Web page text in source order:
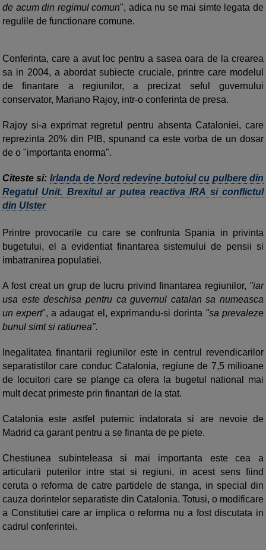
de acum din regimul comun", adica nu se mai simte legata de
regulile de functionare comune.
Conferinta, care a avut loc pentru a sasea oara de la crearea
sa in 2004, a abordat subiecte cruciale, printre care modelul
de finantare a regiunilor, a precizat seful guvernului
conservator, Mariano Rajoy, intr-o conferinta de presa.
Rajoy si-a exprimat regretul pentru absenta Cataloniei, care
reprezinta 20% din PIB, spunand ca este vorba de un dosar
de o "importanta enorma".
Citeste si: Irlanda de Nord redevine butoiul cu pulbere din
Regatul Unit. Brexitul ar putea reactiva IRA si conflictul
din Ulster
Printre provocarile cu care se confrunta Spania in privinta
bugetului, el a evidentiat finantarea sistemului de pensii si
imbatranirea populatiei.
A fost creat un grup de lucru privind finantarea regiunilor, "iar
usa este deschisa pentru ca guvernul catalan sa numeasca
un expert", a adaugat el, exprimandu-si dorinta "sa prevaleze
bunul simt si ratiunea".
Inegalitatea finantarii regiunilor este in centrul revendicarilor
separatistilor care conduc Catalonia, regiune de 7,5 milioane
de locuitori care se plange ca ofera la bugetul national mai
mult decat primeste prin finantari de la stat.
Catalonia este astfel puternic indatorata si are nevoie de
Madrid ca garant pentru a se finanta de pe piete.
Chestiunea subinteleasa si mai importanta este cea a
articularii puterilor intre stat si regiuni, in acest sens fiind
ceruta o reforma de catre partidele de stanga, in special din
cauza dorintelor separatiste din Catalonia. Totusi, o modificare
a Constitutiei care ar implica o reforma nu a fost discutata in
cadrul conferintei.